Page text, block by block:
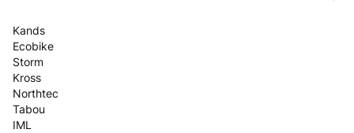
Kands
Ecobike
Storm
Kross
Northtec
Tabou
IML